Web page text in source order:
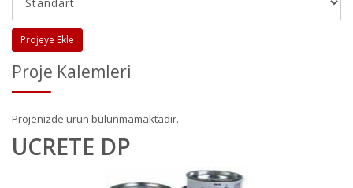
Projeye Ekle
Proje Kalemleri
Projenizde ürün bulunmamaktadır.
UCRETE DP